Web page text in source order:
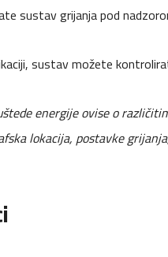
sustav grijanja pod
sustav možete
energije ovise o
lokacija, postavke